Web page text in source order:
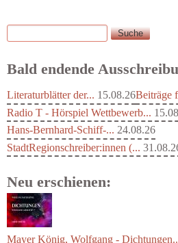
Suchformular
Suche
Bald endende
Literaturblätter der... 15.08.26Beiträge
Radio T - Hörspiel Wettbewerb...
Hans-Bernhard-Schiff-... 24.08.26
StadtRegionschreiber:innen (...
Neu erschienen: